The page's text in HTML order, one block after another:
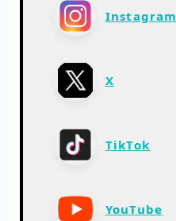
Instagram
X
TikTok
YouTube